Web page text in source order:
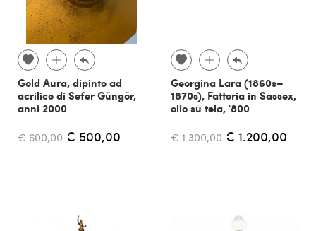
Gold Aura, dipinto ad
acrilico di Sefer Güngör,
anni 2000
€ 600,00 € 500,00
Georgina Lara (1860s–
1870s), Fattoria in Sassex,
olio su tela, '800
€ 1.300,00 € 1.200,00